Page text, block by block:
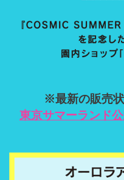
※最新の販売状
東京サマーランド